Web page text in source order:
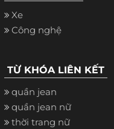
Xe
Công nghệ
TỪ KHÓA LIÊN KẾT
quần jean
quần jean nữ
thời trang nữ